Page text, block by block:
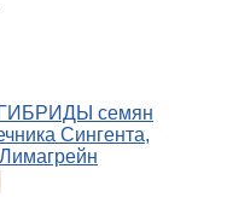
семян
Сингента,